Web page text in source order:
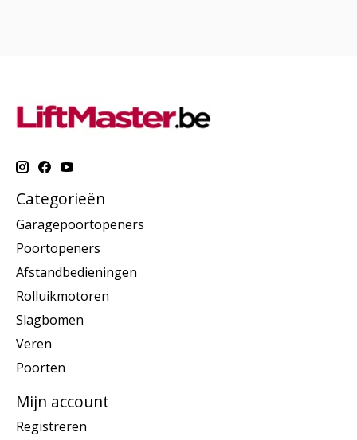
Categorieën
Garagepoortopeners
Poortopeners
Afstandbedieningen
Rolluikmotoren
Slagbomen
Veren
Poorten
Mijn account
Registreren